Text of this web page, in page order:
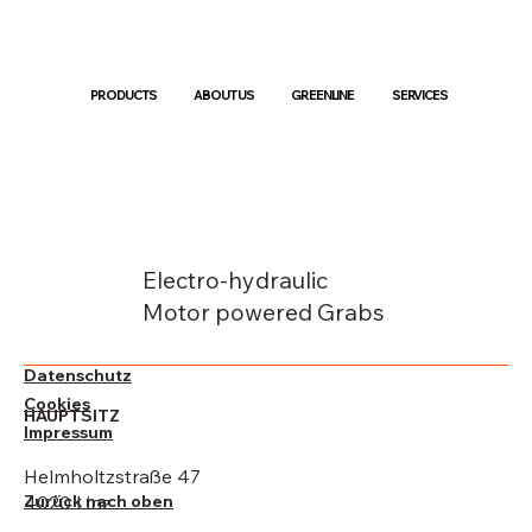
PRODUCTS ABOUT US GREENLINE SERVICES
Electro-hydraulic
Motor powered Grabs
HAUPTSITZ
Helmholtzstraße 47
4020 Linz
Zurück nach oben
Datenschutz
Cookies
Impressum